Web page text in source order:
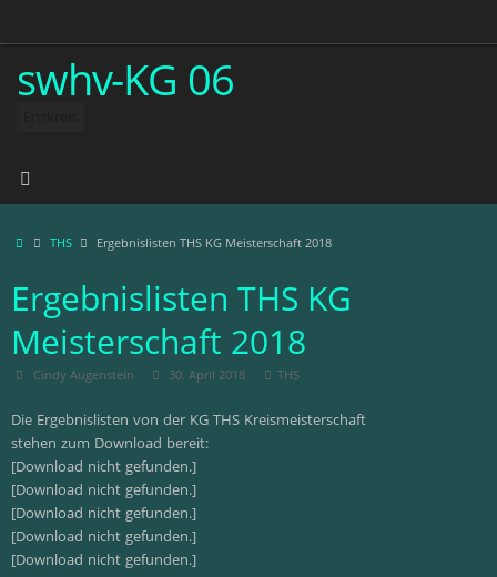
swhv-KG 06
StartTHS Ergebnislisten THS KG Meisterschaft 2018
Ergebnislisten THS KG
Meisterschaft 2018
Cindy Augenstein 30. April 2018 THS
Die Ergebnislisten von der KG THS Kreismeisterschaft
stehen zum Download bereit:
[Download nicht gefunden.]
[Download nicht gefunden.]
[Download nicht gefunden.]
[Download nicht gefunden.]
[Download nicht gefunden.]